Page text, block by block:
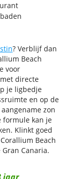
? Verblijf dan
Beach
voor
directe
je ligbedje
en op de
zon
formule kan je
Klinkt goed
Beach
Canaria.